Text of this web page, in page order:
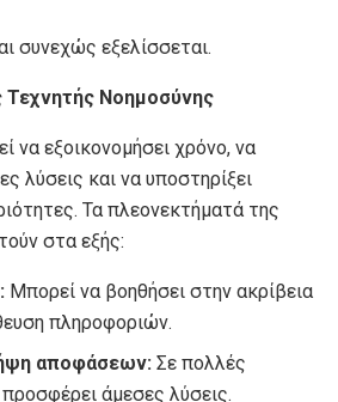
συνεχώς εξελίσσεται.
Τεχνητής Νοημοσύνης
να εξοικονομήσει χρόνο, να
λύσεις και να υποστηρίξει
Τα πλεονεκτήματά της
στα εξής:
Μπορεί να βοηθήσει στην ακρίβεια
πληροφοριών.
αποφάσεων: Σε πολλές
άμεσες λύσεις.